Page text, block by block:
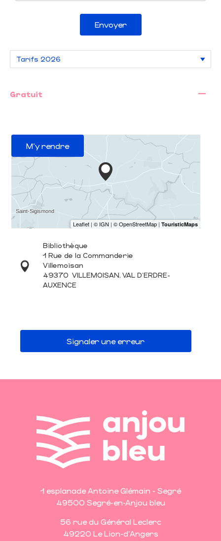
Envoyer
Gratuit —
M'y rendre
Bibliothèque
1 Rue de la Commanderie
Villemoisan
49370 VILLEMOISAN, VAL D'ERDRE-
AUXENCE
Signaler une erreur
1 esplanade Antoine Glémain - Segré
49500 Segré-en-Anjou bleu
56 rue du Général Leclerc
49220 Le Lion-d'Angers